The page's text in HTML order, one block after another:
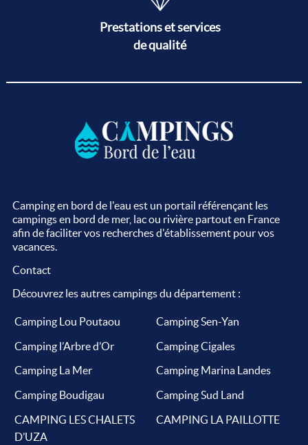
Prestations et services
de qualité
Camping en bord de l'eau est un portail référençant les
campings en bord de mer, lac ou rivière partout en France
afin de faciliter vos recherches d'établissement pour vos
vacances.
Contact
Découvrez les autres campings du département :
Camping Lou Poutaou
Camping Sen-Yan
Camping l’Arbre d’Or
Camping Cigales
Camping La Mer
Camping Marina Landes
Camping Boudigau
Camping Sud Land
CAMPING LES CHALETS
D’UZA
CAMPING LA PAILLOTTE